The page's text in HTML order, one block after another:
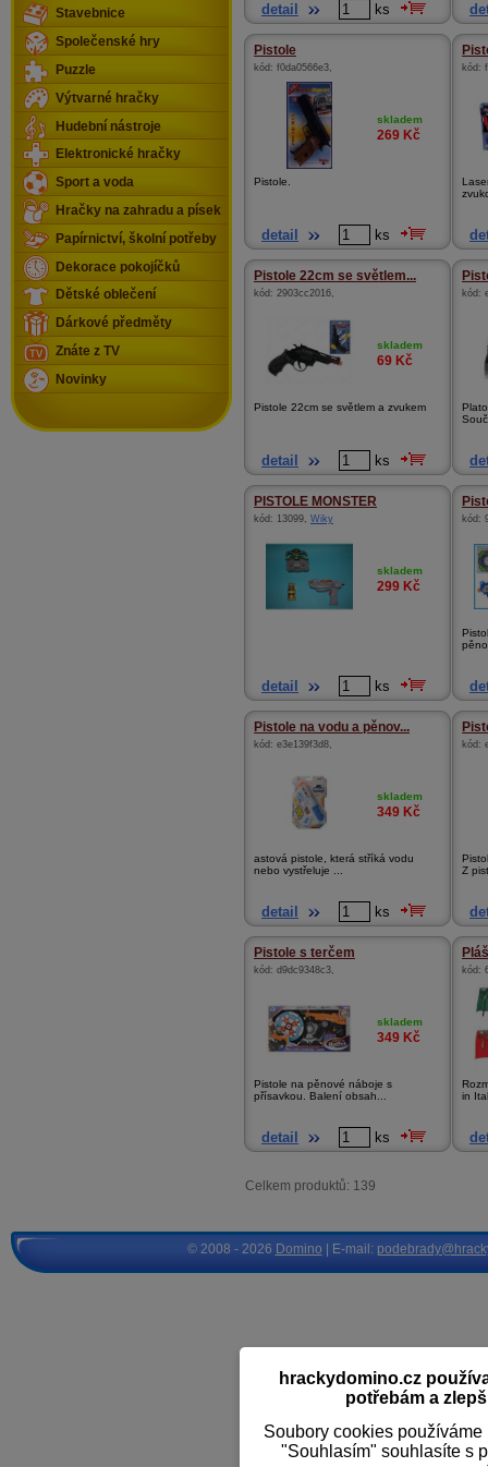
detail ks
Pistole
kód: f0da0566e3,
skladem
269 Kč
Pistole.
detail ks
kód:
Pistole 22cm se světlem...
kód: 2903cc2016,
skladem
69 Kč
Pistole 22cm se světlem a zvukem
detail ks
kód:
PISTOLE MONSTER
kód: 13099, Wiky
skladem
299 Kč
detail ks
kód:
Pistole na vodu a pěnov...
kód: e3e139f3d8,
skladem
349 Kč
astová pistole, která stříká vodu
nebo vystřeluje ...
detail ks
kód:
Z
Pistole s terčem
kód: d9dc9348c3,
skladem
349 Kč
Pistole na pěnové náboje s
přísavkou. Balení obsah...
detail ks
kód:
in
Celkem produktů: 139
Stavebnice
Společenské hry
Puzzle
Výtvarné hračky
Hudební nástroje
Elektronické hračky
Sport a voda
Hračky na zahradu a písek
Papírnictví, školní potřeby
Dekorace pokojíčků
Dětské oblečení
Dárkové předměty
Znáte z TV
Novinky
hrackydomino.cz
potřebám a
Soubory cookies
"Souhlasím" souhlasíte s
© 2008 - 2026 Domino | E-mail: